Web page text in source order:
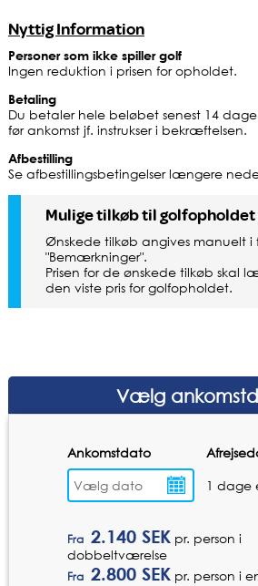
Nyttig Information
Personer som ikke spiller golf
Ingen reduktion i prisen for opholdet.
Betaling
Du betaler hele beløbet senest 14 dage
før ankomst jf. instrukser i bekræftelsen.
Afbestilling
Se afbestillingsbetingelser længere
Mulige tilkøb til golfopholdet
Ønskede tilkøb angives manuelt i
"Bemærkninger".
Prisen for de ønskede tilkøb skal
den viste pris for golfopholdet.
Vælg
Ankomstdato
1 dage
Fra 2.140 SEK pr. person i
dobbeltværelse
Fra 2.800 SEK pr. person i